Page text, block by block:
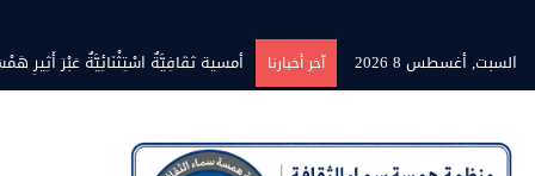
السبت, أغسطس 8 2026 آخر أخبارنا أمسية ثقَافِيَّةٌ اسْتِثْنَائِيَّةٌ عَبْرَ أَثِيرِ